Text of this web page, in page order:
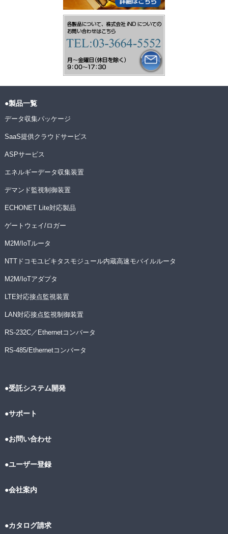
●製品一覧
データ収集パッケージ
SaaS提供クラウドサービス
ASPサービス
エネルギーデータ収集装置
デマンド監視制御装置
ECHONET Lite対応製品
ゲートウェイ/ロガー
M2M/IoTルータ
NTTドコモユビキタスモジュール内蔵高速モバイルルータ
M2M/IoTアダプタ
LTE対応接点監視装置
LAN対応接点監視制御装置
RS-232C／Ethernetコンバータ
RS-485/Ethernetコンバータ
●受託システム開発
●サポート
●お問い合わせ
●ユーザー登録
●会社案内
●カタログ請求